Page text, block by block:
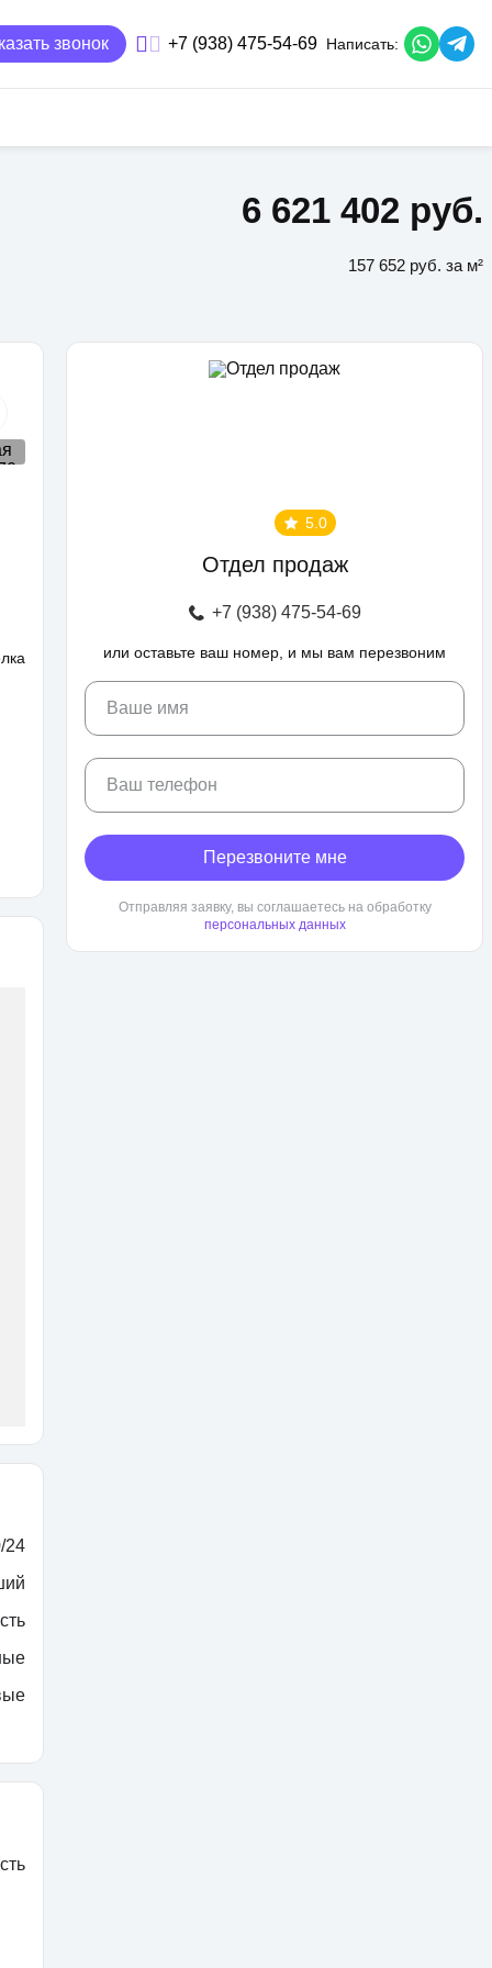
звонок +7 (938) 475-54-69 Написать:
6 621 402 руб.
157 652 руб. за м²
24
5.0
Отдел продаж
+7 (938) 475-54-69
или оставьте ваш номер, и мы вам перезвоним
Ваше имя
Ваш телефон
Перезвоните мне
Отправляя заявку, вы соглашаетесь на обработку
персональных данных